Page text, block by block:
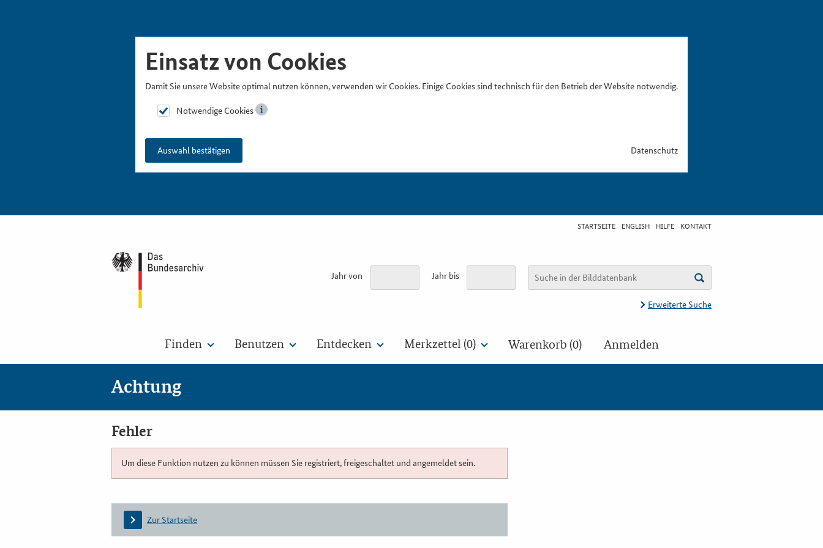
Einsatz von Cookies
Damit Sie unsere Website optimal nutzen können, verwenden wir Cookies. Einige Cookies sind technisch für den Betrieb der Website notwendig.
Notwendige Cookies
Auswahl bestätigen Datenschutz
STARTSEITE ENGLISH HILFE KONTAKT
Jahr von Jahr bis
Erweiterte Suche
Finden Benutzen Entdecken Merkzettel (0) Warenkorb (0) Anmelden
Achtung
Fehler
Um diese Funktion nutzen zu können müssen Sie registriert, freigeschaltet und angemeldet sein.
Zur Startseite